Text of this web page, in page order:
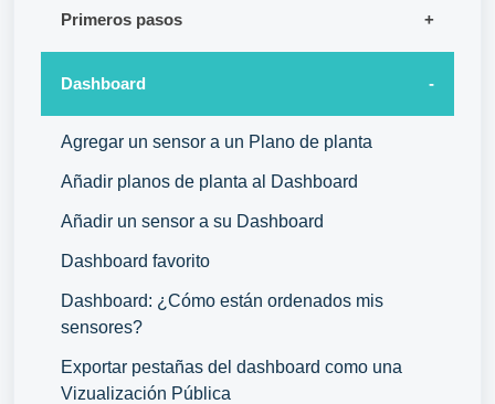
Primeros pasos
Dashboard
Agregar un sensor a un Plano de planta
Añadir planos de planta al Dashboard
Añadir un sensor a su Dashboard
Dashboard favorito
Dashboard: ¿Cómo están ordenados mis
sensores?
Exportar pestañas del dashboard como una
Vizualización Pública